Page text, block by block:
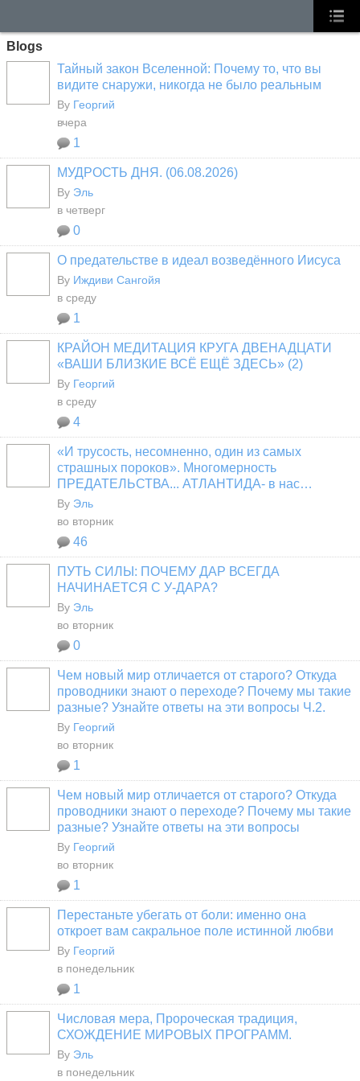
Blogs
Тайный закон Вселенной: Почему то, что вы
видите снаружи, никогда не было реальным
By Георгий
вчера
1
МУДРОСТЬ ДНЯ. (06.08.2026)
By Эль
в четверг
0
О предательстве в идеал возведённого Иисуса
By Иждиви Сангойя
в среду
1
КРАЙОН МЕДИТАЦИЯ КРУГА ДВЕНАДЦАТИ
«ВАШИ БЛИЗКИЕ ВСЁ ЕЩЁ ЗДЕСЬ» (2)
By Георгий
в среду
4
«И трусость, несомненно, один из самых
страшных пороков». Многомерность
ПРЕДАТЕЛЬСТВА... АТЛАНТИДА- в нас…
By Эль
во вторник
46
ПУТЬ СИЛЫ: ПОЧЕМУ ДАР ВСЕГДА
НАЧИНАЕТСЯ С У-ДАРА?
By Эль
во вторник
0
Чем новый мир отличается от старого? Откуда
проводники знают о переходе? Почему мы такие
разные? Узнайте ответы на эти вопросы Ч.2.
By Георгий
во вторник
1
Чем новый мир отличается от старого? Откуда
проводники знают о переходе? Почему мы такие
разные? Узнайте ответы на эти вопросы
By Георгий
во вторник
1
Перестаньте убегать от боли: именно она
откроет вам сакральное поле истинной любви
By Георгий
в понедельник
1
Числовая мера, Пророческая традиция,
СХОЖДЕНИЕ МИРОВЫХ ПРОГРАММ.
By Эль
в понедельник